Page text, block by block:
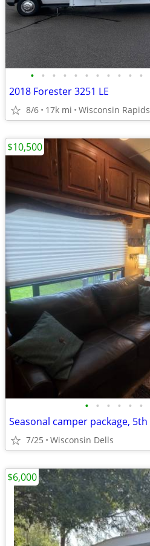
• • • • • • • • • • •
2018 Forester 3251 LE
8/6 17k mi Wisconsin Rapids
• • • • • •
7/25 Wisconsin Dells
$10,500
$6,000